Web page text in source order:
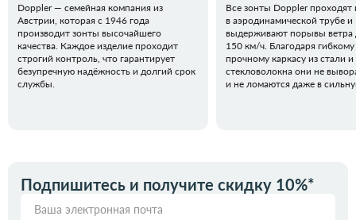
Doppler — семейная компания из
Австрии, которая с 1946 года
производит зонты высочайшего
качества. Каждое изделие проходит
строгий контроль, что гарантирует
безупречную надёжность и долгий срок
службы.
Все зонты Doppler проходят
в аэродинамической трубе и
выдерживают порывы ветра
150 км/ч. Благодаря
прочному каркасу из стали и
стекловолокна они не
и не ломаются даже в
Подпишитесь и получите скидку 10%*